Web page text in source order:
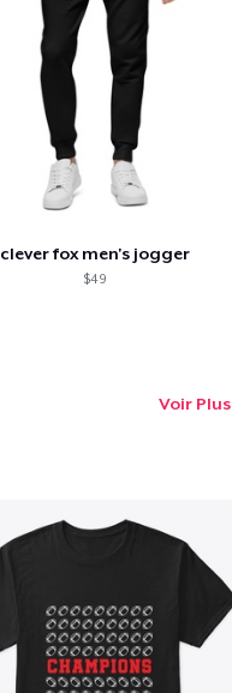
clever fox men's jogger
$49
Voir Plus